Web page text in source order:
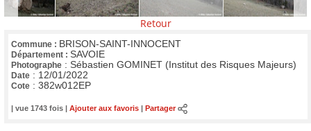
Retour
Commune : BRISON-SAINT-INNOCENT
Département : SAVOIE
Photographe : Sébastien GOMINET (Institut des Risques Majeurs)
Date : 12/01/2022
Cote : 382w012EP
| vue 1743 fois | Ajouter aux favoris Partager